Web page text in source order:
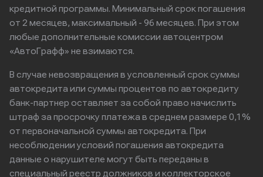
кредитной программы. Минимальный срок погашения
от 2 месяцев, максимальный - 96 месяцев. При этом
любые дополнительные комиссии автоцентром
«АвтоГрафф» не взимаются.
В случае невозвращения в условленный срок суммы
автокредита или суммы процентов по автокредиту
банк-партнер оставляет за собой право начислить
штраф за просрочку платежа в среднем размере 0,1%
от первоначальной суммы автокредита. При
несоблюдении условий погашения автокредита
данные о нарушителе могут быть переданы в
специальный реестр должников и коллекторское